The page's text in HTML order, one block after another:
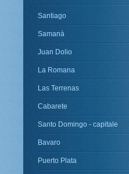
Santiago
Samanà
Juan Dolio
La Romana
Las Terrenas
Cabarete
Santo Domingo - capitale
Bavaro
Puerto Plata